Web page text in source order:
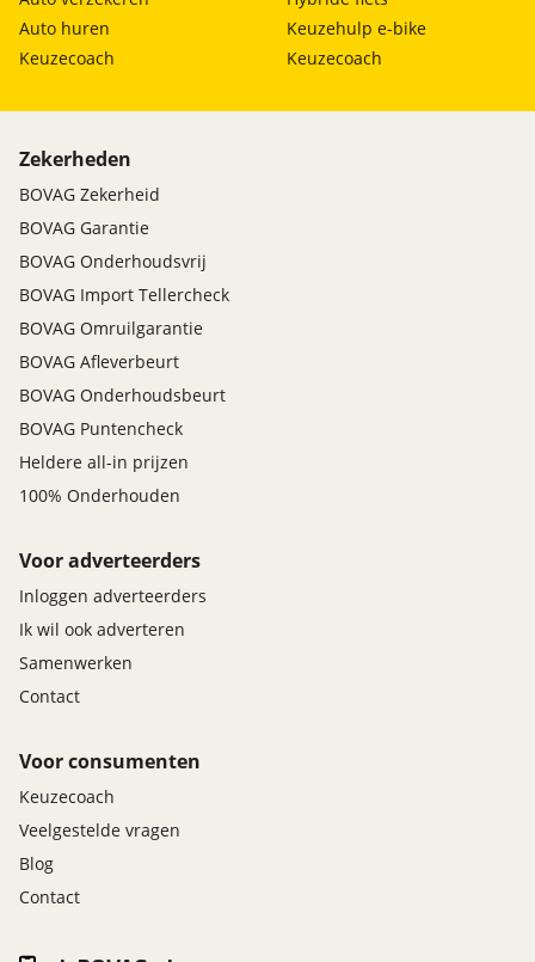
Omschrijving
12 maanden Bovag Garantie. Dit afleverpakket
Afleverbeurt; Nieuwe APK
Rijklaar: 6 maanden
€ 0,-
Omschrijving
een onderhoudsbeurt, indien nodig binnen 6
maanden of 10.000km . nieuwe APK .
een aircoservice . 6 maanden Martens Garantie. Dit
afleverpakket bevat: BOVAG Afleverbeurt; Geen
afleverpakket in plaats van het standaardpakket met
een korting van € 500.
Auto huren
Keuzecoach
Keuzehulp e-bike
Keuzecoach
Zekerheden
BOVAG Zekerheid
BOVAG Garantie
BOVAG Onderhoudsvrij
BOVAG Import Tellercheck
BOVAG Omruilgarantie
BOVAG Afleverbeurt
BOVAG Onderhoudsbeurt
BOVAG Puntencheck
Heldere all-in prijzen
100% Onderhouden
Voor adverteerders
Inloggen adverteerders
Ik wil ook adverteren
Samenwerken
Contact
Voor consumenten
Keuzecoach
Veelgestelde vragen
Blog
Contact